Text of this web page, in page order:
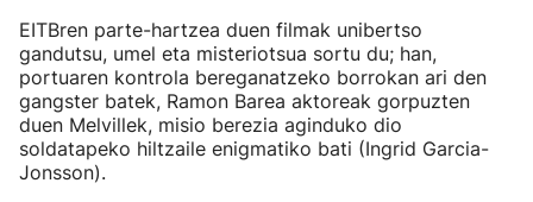
EITBren parte-hartzea duen filmak unibertso
gandutsu, umel eta misteriotsua sortu du; han,
portuaren kontrola bereganatzeko borrokan ari den
gangster batek, Ramon Barea aktoreak gorpuzten
duen Melvillek, misio berezia aginduko dio
soldatapeko hiltzaile enigmatiko bati (Ingrid Garcia-
Jonsson).